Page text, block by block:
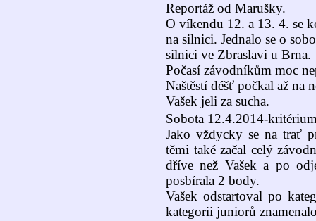
Reportáž od Marušky.
O víkendu 12. a 13. 4. se
na silnici. Jednalo se o
silnici ve Zbraslavi u Brna.
Počasí závodníkům moc
Naštěstí déšť počkal až na
Vašek jeli za sucha.
Sobota 12.4.2014-
Jako vždycky se na trať
těmi také začal celý
dříve než Vašek a po
posbírala 2 body.
Vašek odstartoval po
kategorii juniorů